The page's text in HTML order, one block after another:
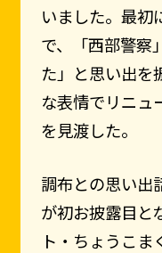
いました。最初
で、「西部警察
た」と思い出を
な表情でリニュ
を見渡した。
調布との思い出
が初お披露目と
ト・ちょうこ